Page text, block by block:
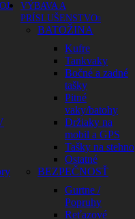
VÝBAVA A
PRÍSLUŠENSTVO
BATOŽINA
Kufre
Tankvaky
Bočné a zadné
tašky
Pitné
vaky/batohy
Držiaky na
mobil a GPS
Tašky na stehno
Ostatné
BEZPEČNOSŤ
Gurtne /
Popruhy
Reťazové